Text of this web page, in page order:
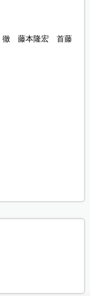
徹 藤本隆宏 首藤